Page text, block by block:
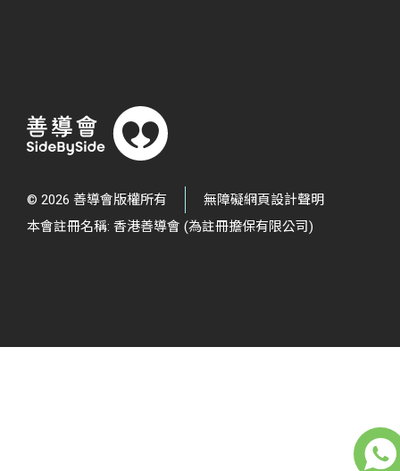
© 2026 善導會版權所有
無障礙網頁設計聲明
本會註冊名稱: 香港善導會 (為註冊擔保有限公司)